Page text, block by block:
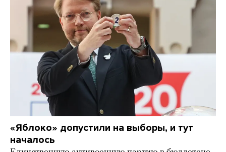
«Яблоко» допустили на выборы, и тут
началось